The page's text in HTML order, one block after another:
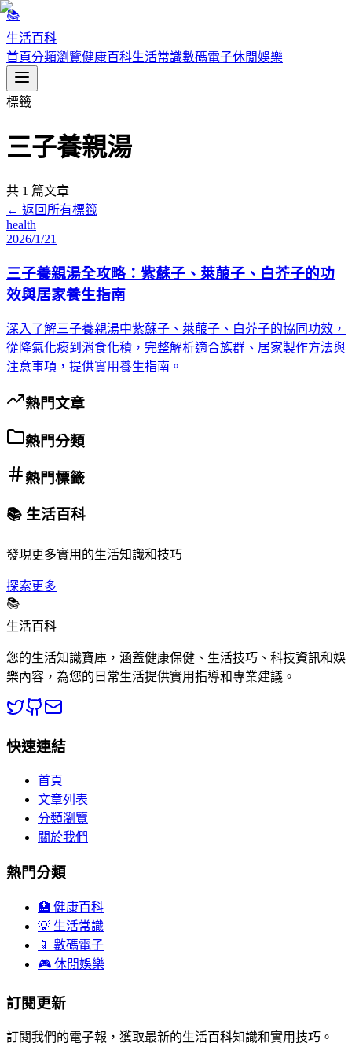
📚
生活百科
首頁分類瀏覽健康百科生活常識數碼電子休閒娛樂
標籤
三子養親湯
共 1 篇文章
← 返回所有標籤
health
2026/1/21
三子養親湯全攻略：紫蘇子、萊菔子、白芥子的功
效與居家養生指南
深入了解三子養親湯中紫蘇子、萊菔子、白芥子的協同功效，
從降氣化痰到消食化積，完整解析適合族群、居家製作方法與
注意事項，提供實用養生指南。
熱門文章
熱門分類
熱門標籤
📚 生活百科
發現更多實用的生活知識和技巧
探索更多
📚
生活百科
您的生活知識寶庫，涵蓋健康保健、生活技巧、科技資訊和娛
樂內容，為您的日常生活提供實用指導和專業建議。
快速連結
首頁
文章列表
分類瀏覽
關於我們
熱門分類
🏥 健康百科
💡 生活常識
📱 數碼電子
🎮 休閒娛樂
訂閱更新
訂閱我們的電子報，獲取最新的生活百科知識和實用技巧。